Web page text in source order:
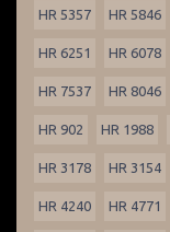
HR 5357 HR 5846
HR 6251 HR 6078
HR 7537 HR 8046
HR 902 HR 1988
HR 3178 HR 3154
HR 4240 HR 4771